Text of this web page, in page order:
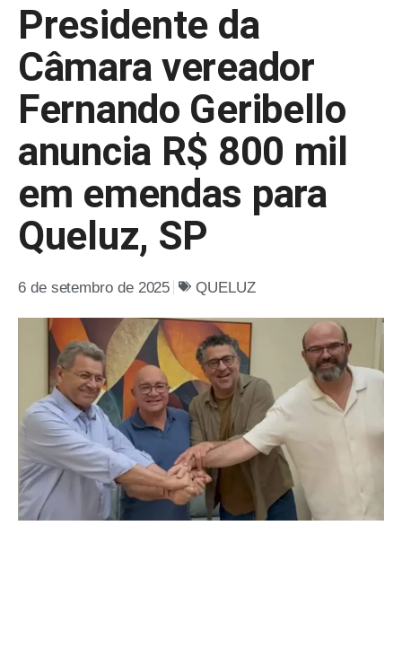
Presidente da
Câmara vereador
Fernando Geribello
anuncia R$ 800 mil
em emendas para
Queluz, SP
6 de setembro de 2025 QUELUZ